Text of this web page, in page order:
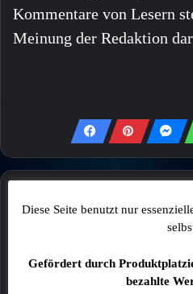
Kommentare von Lesern
Meinung der Redaktion
Diese Seite benutzt nur
Gefördert durch
bezahlte